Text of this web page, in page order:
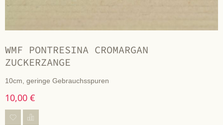
WMF PONTRESINA CROMARGAN
ZUCKERZANGE
10cm, geringe Gebrauchsspuren
10,00 €